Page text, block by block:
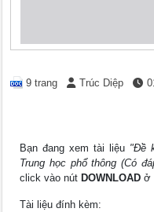
9 trang Trúc Diệp
Bạn đang xem tài liệu "Đề
Trung học phổ thông (Có
click vào nút DOWNLOAD ở
Tài liệu đính kèm: